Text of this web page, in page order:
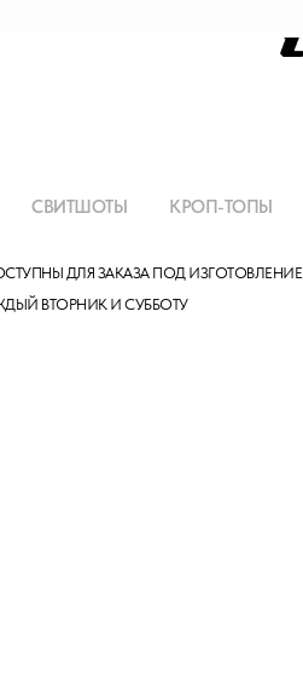
КРОП-ТОПЫ
СВИТШОТЫ
ДЛЯ ЗАКАЗА ПОД ИЗГОТОВЛЕНИЕ
ВТОРНИК И СУББОТУ